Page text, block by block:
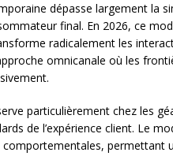
dépasse largement la
final. En 2026, ce
radicalement les
omnicanale où les
particulièrement chez les
de l’expérience client. Le
comportementales, permettant